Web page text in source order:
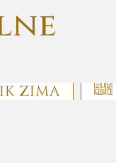
ZIMA